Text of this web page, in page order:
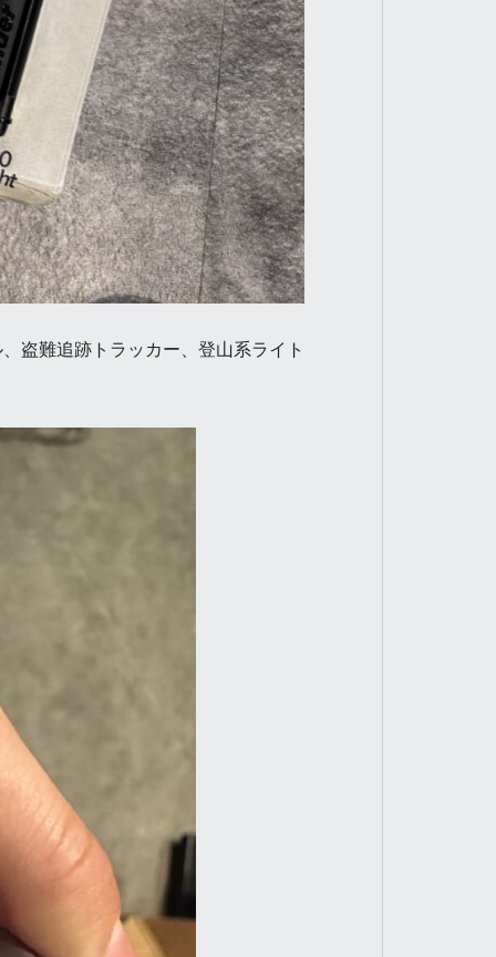
盗難追跡トラッカー、登山系ライト